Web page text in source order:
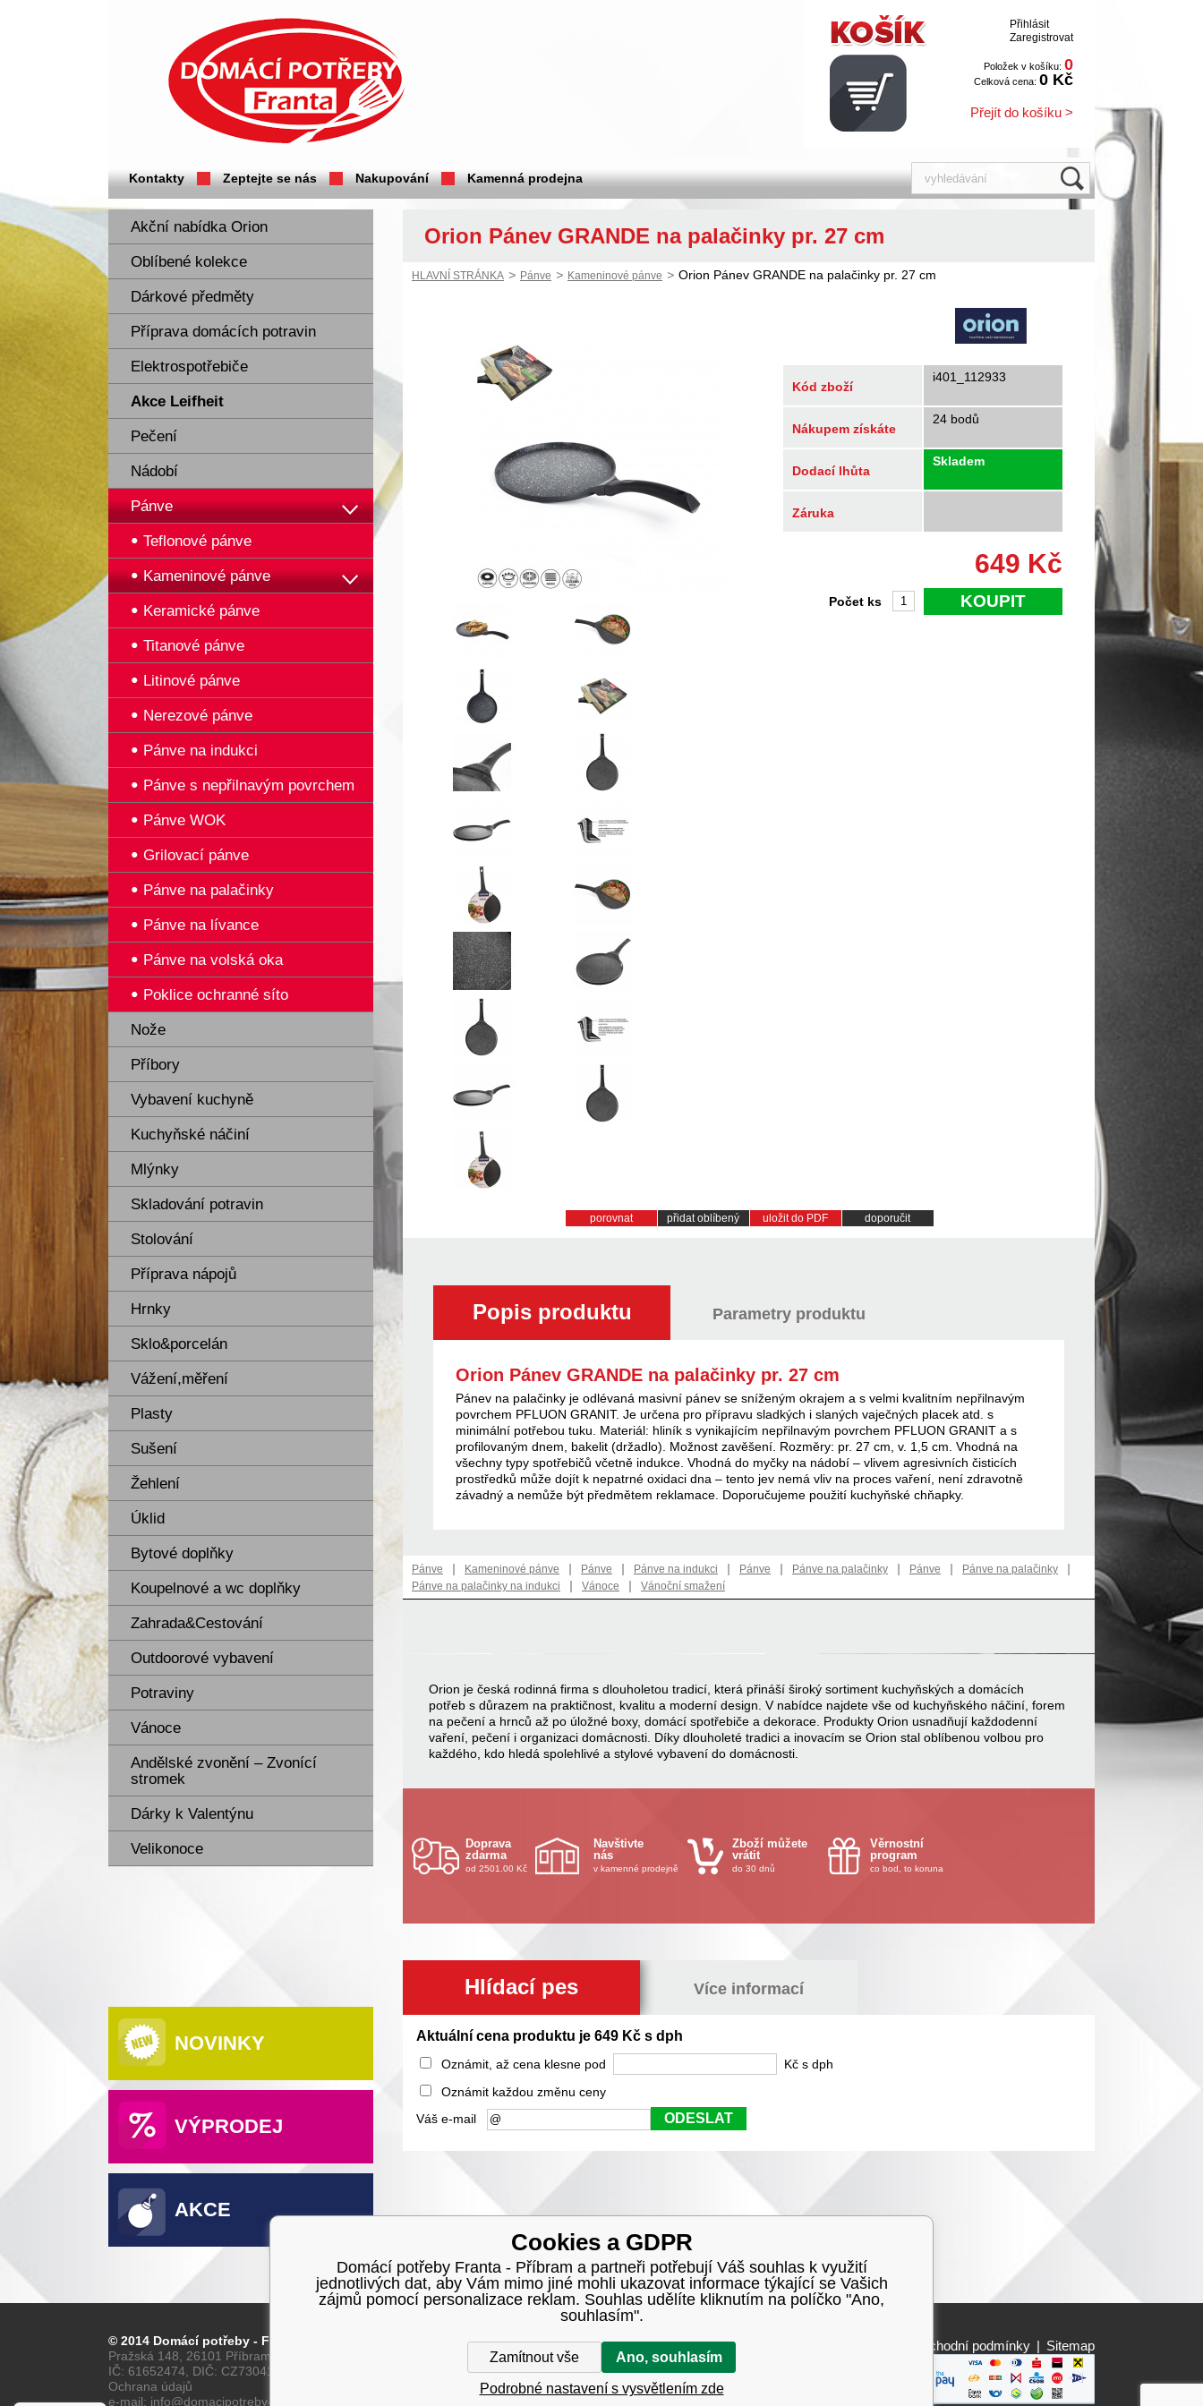
Přihlásit
Zaregistrovat
Položek v košíku: 0
Celková cena: 0 Kč
Přejít do košíku >
Kontakty Zeptejte se nás Nakupování Kamenná prodejna
Akční nabídka Orion
Oblíbené kolekce
Dárkové předměty
Příprava domácích potravin
Elektrospotřebiče
Akce Leifheit
Pečení
Nádobí
Pánve
Teflonové pánve
Kameninové pánve
Keramické pánve
Titanové pánve
Litinové pánve
Nerezové pánve
Pánve na indukci
Pánve s nepřilnavým povrchem
Pánve WOK
Grilovací pánve
Pánve na palačinky
Pánve na lívance
Pánve na volská oka
Poklice ochranné síto
Nože
Příbory
Vybavení kuchyně
Kuchyňské náčiní
Mlýnky
Skladování potravin
Stolování
Příprava nápojů
Hrnky
Sklo&porcelán
Vážení,měření
Plasty
Sušení
Žehlení
Úklid
Bytové doplňky
Koupelnové a wc doplňky
Zahrada&Cestování
Outdoorové vybavení
Potraviny
Vánoce
Andělské zvonění – Zvonící
stromek
Dárky k Valentýnu
Velikonoce
NOVINKY
VÝPRODEJ
AKCE
Orion Pánev GRANDE na palačinky pr. 27 cm
HLAVNÍ STRÁNKA > Pánve > Kameninové pánve > Orion Pánev GRANDE na palačinky pr. 27 cm
Kód zboží
i401_112933
Nákupem získáte
24 bodů
Dodací lhůta
Skladem
Záruka
649 Kč
KOUPIT
Počet ks
porovnat přidat oblíbený uložit do PDF doporučit
Popis produktu Parametry produktu
Orion Pánev GRANDE na palačinky pr. 27 cm
Pánev na palačinky je odlévaná masivní pánev se sníženým okrajem a s velmi kvalitním nepřilnavým
povrchem PFLUON GRANIT. Je určena pro přípravu sladkých i slaných vaječných placek atd. s
minimální potřebou tuku. Materiál: hliník s vynikajícím nepřilnavým povrchem PFLUON GRANIT a s
profilovaným dnem, bakelit (držadlo). Možnost zavěšení. Rozměry: pr. 27 cm, v. 1,5 cm. Vhodná na
všechny typy spotřebičů včetně indukce. Vhodná do myčky na nádobí – vlivem agresivních čisticích
prostředků může dojít k nepatrné oxidaci dna – tento jev nemá vliv na proces vaření, není zdravotně
závadný a nemůže být předmětem reklamace. Doporučujeme použití kuchyňské chňapky.
Pánve | Kameninové pánve | Pánve | Pánve na indukci | Pánve | Pánve na palačinky | Pánve | Pánve na palačinky |
Pánve na palačinky na indukci | Vánoce | Vánoční smažení
Orion je česká rodinná firma s dlouholetou tradicí, která přináší široký sortiment kuchyňských a domácích
potřeb s důrazem na praktičnost, kvalitu a moderní design. V nabídce najdete vše od kuchyňského náčiní, forem
na pečení a hrnců až po úložné boxy, domácí spotřebiče a dekorace. Produkty Orion usnadňují každodenní
vaření, pečení i organizaci domácnosti. Díky dlouholeté tradici a inovacím se Orion stal oblíbenou volbou pro
každého, kdo hledá spolehlivé a stylové vybavení do domácnosti.
Doprava
zdarma
od 2501.00 Kč
Navštivte
nás
v kamenné prodejně
Zboží můžete
vrátit
do 30 dnů
Věrnostní
program
co bod, to koruna
Hlídací pes Více informací
Aktuální cena produktu je 649 Kč s dph
Oznámit, až cena klesne pod
Kč s dph
Oznámit každou změnu ceny
Váš e-mail
ODESLAT
© 2014 Domácí potřeby - Franta
Pražská 148, 26101 Příbram
IČ: 61652474, DIČ: CZ7304160028
Ochrana údajů
e-mail: info@domacipotreby-franta.cz
Obchodní podmínky | Sitemap
Cookies a GDPR
Domácí potřeby Franta - Příbram a partneři potřebují Váš souhlas k využití
jednotlivých dat, aby Vám mimo jiné mohli ukazovat informace týkající se Vašich
zájmů pomocí personalizace reklam. Souhlas udělíte kliknutím na políčko "Ano,
souhlasím".
Zamítnout vše Ano, souhlasím
Podrobné nastavení s vysvětlením zde